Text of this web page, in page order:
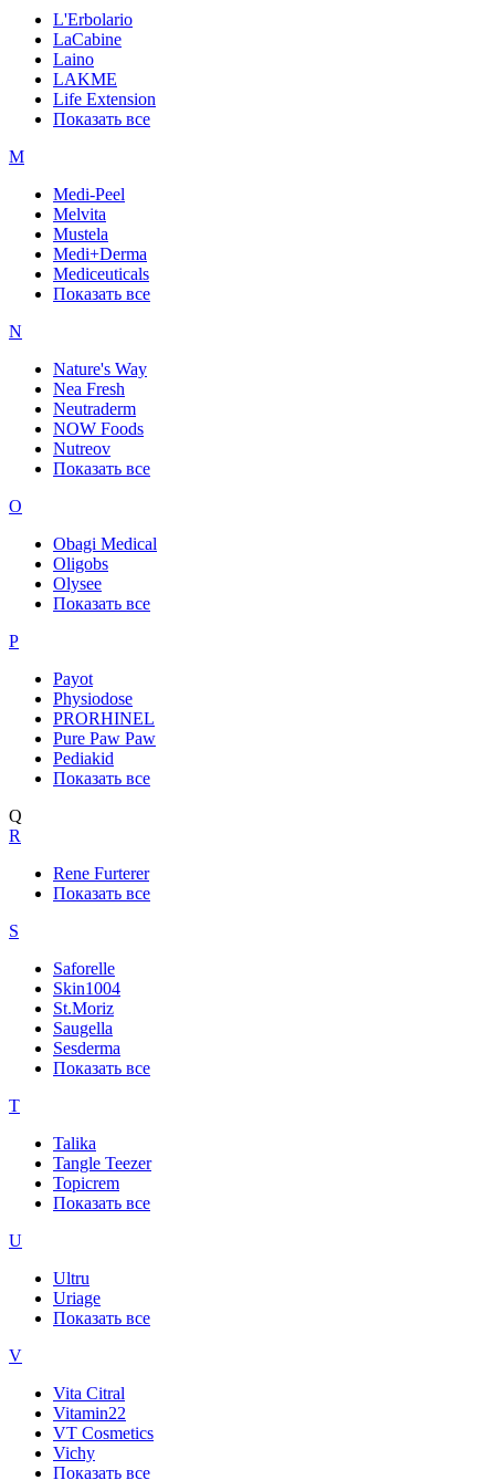
L'Erbolario
LaCabine
Laino
LAKME
Life Extension
Показать все
M
Medi-Peel
Melvita
Mustela
Medi+Derma
Mediceuticals
Показать все
N
Nature's Way
Nea Fresh
Neutraderm
NOW Foods
Nutreov
Показать все
O
Obagi Medical
Oligobs
Olysee
Показать все
P
Payot
Physiodose
PRORHINEL
Pure Paw Paw
Pediakid
Показать все
Q
R
Rene Furterer
Показать все
S
Saforelle
Skin1004
St.Moriz
Saugella
Sesderma
Показать все
T
Talika
Tangle Teezer
Topicrem
Показать все
U
Ultru
Uriage
Показать все
V
Vita Citral
Vitamin22
VT Cosmetics
Vichy
Показать все